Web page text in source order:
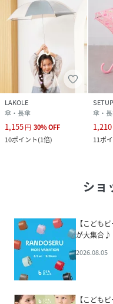
LAKOLE
傘・長傘
1,155円 30%OFF
10ポイント(1倍)
傘・
1,210
11ポ
ショ
【こども
が大集合♪
2026.08.05
【こども